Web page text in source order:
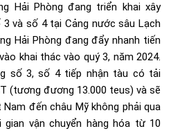
Hải Phòng đang triển khai xây
và số 4 tại Cảng nước sâu Lạch
Hải Phòng đang đẩy nhanh tiến
khai thác vào quý 3, năm 2024.
số 3, số 4 tiếp nhận tàu có tải
(tương đương 13.000 teus) và sẽ
đến châu Mỹ không phải qua
vận chuyển hàng hóa từ 10